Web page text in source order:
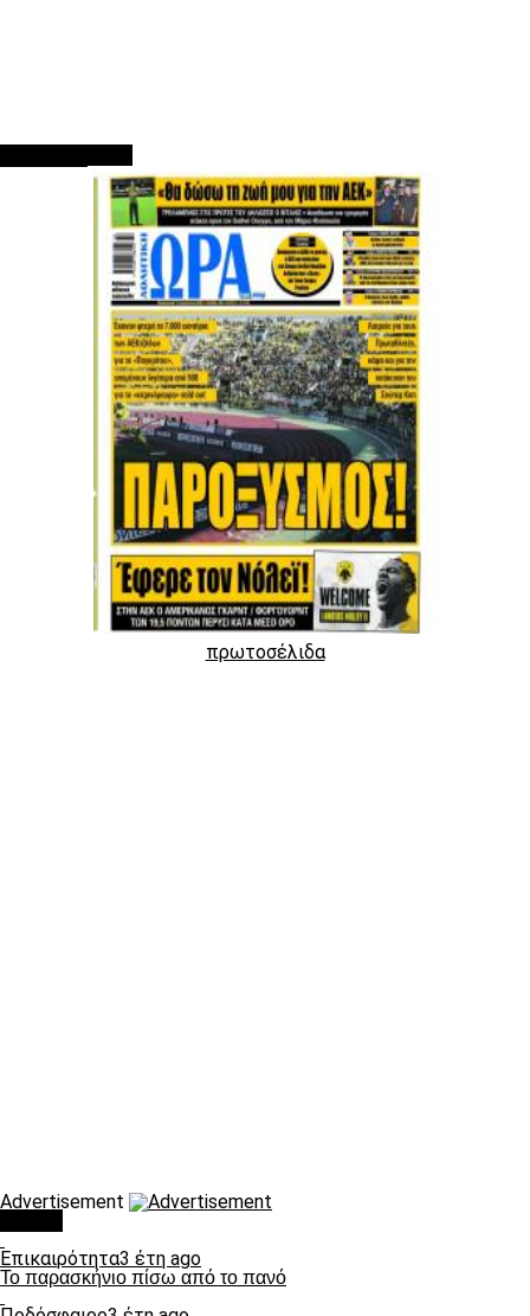
πρωτοσέλιδα
Advertisement
Επικαιρότητα3 έτη ago
Το παρασκήνιο πίσω από το πανό